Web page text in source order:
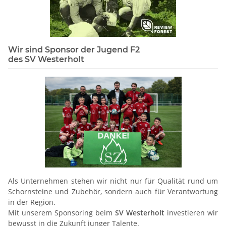
Wir sind Sponsor der Jugend F2
des SV Westerholt
Als Unternehmen stehen wir nicht nur für Qualität rund um
Schornsteine und Zubehör, sondern auch für Verantwortung
in der Region.
Mit unserem Sponsoring beim SV Westerholt investieren wir
bewusst in die Zukunft junger Talente.